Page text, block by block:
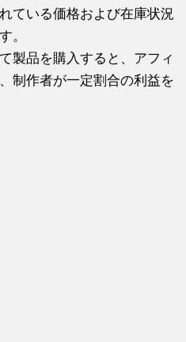
ている価格および在庫状況
。
製品を購入すると、アフィ
制作者が一定割合の利益を